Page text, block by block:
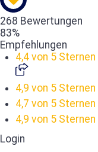
268 Bewertungen
83%
Empfehlungen
4,4 von 5 Sternen
4,9 von 5 Sternen
4,7 von 5 Sternen
4,9 von 5 Sternen
Login